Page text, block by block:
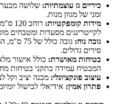
כיריים גז עוצמתיות: שלושה
זמני של מגוון מנות.
מידות קומפקטיות:
לקייטרינגים מסעדות ומטבחים
גובה נוח:
גובה
סירים גדולים.
בטיחות מאושרת: כולל אישור
המבטיח עמידה בתקני בטיחות
עיצוב פונקציונלי: מבנה יציב וקל
פתרון אמין: אידיאלי לבישול